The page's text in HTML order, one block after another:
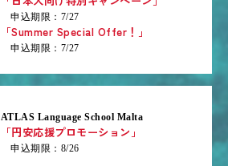
申込期限：7/27
「Summer Special Offer！」
申込期限：7/27
ATLAS Language School Malta
「円安応援プロモーション」
申込期限：8/26